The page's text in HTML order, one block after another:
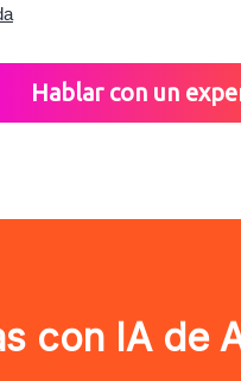
Hablar con un
con IA de